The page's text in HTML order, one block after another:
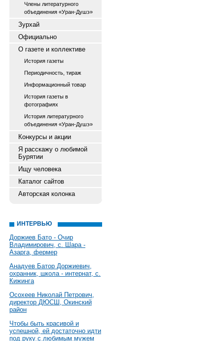
Члены литературного
объединения «Уран-Душэ»
Зурхай
Официально
О газете и коллективе
История газеты
Периодичность, тираж
Информационный товар
История газеты в
фотографиях
История литературного
объединения «Уран-Душэ»
Конкурсы и акции
Я расскажу о любимой
Бурятии
Ищу человека
Каталог сайтов
Авторская колонка
ИНТЕРВЬЮ
Доржиев Бато - Очир
Владимирович, с. Шара -
Азарга, фермер
Анадуев Батор Доржиевич,
охранник, школа - интернат, с.
Кижинга
Осохеев Николай Петрович,
директор ДЮСШ, Окинский
район
Чтобы быть красивой и
успешной, ей достаточно идти
под руку с любимым мужем